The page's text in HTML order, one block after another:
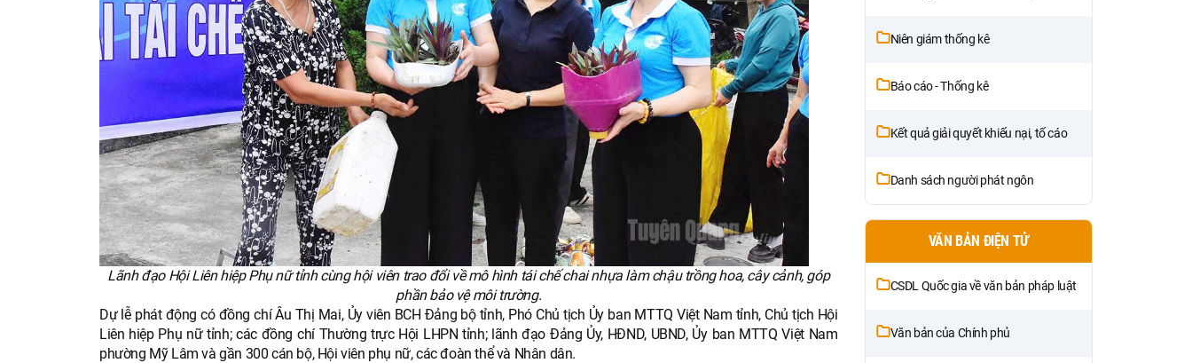
Lãnh đạo Hội Liên hiệp Phụ nữ tỉnh cùng hội viên trao đổi về mô hình tái chế chai nhựa làm chậu trồng hoa, cây cảnh, góp
phần bảo vệ môi trường.
Dự lễ phát động có đồng chí Âu Thị Mai, Ủy viên BCH Đảng bộ tỉnh, Phó Chủ tịch Ủy ban MTTQ Việt Nam tỉnh, Chủ tịch Hội
Liên hiệp Phụ nữ tỉnh; các đồng chí Thường trực Hội LHPN tỉnh; lãnh đạo Đảng Ủy, HĐND, UBND, Ủy ban MTTQ Việt Nam
phường Mỹ Lâm và gần 300 cán bộ, Hội viên phụ nữ, các đoàn thể và Nhân dân.
Niên giám thống kê
Báo cáo - Thống kê
Kết quả giải quyết khiếu nại, tố cáo
Danh sách người phát ngôn
VĂN BẢN ĐIỆN TỬ
CSDL Quốc gia về văn bản pháp luật
Văn bản của Chính phủ